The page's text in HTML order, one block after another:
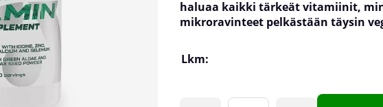
haluaa kaikki tärkeät vitamiinit,
mikroravinteet pelkästään täysin
Lkm: